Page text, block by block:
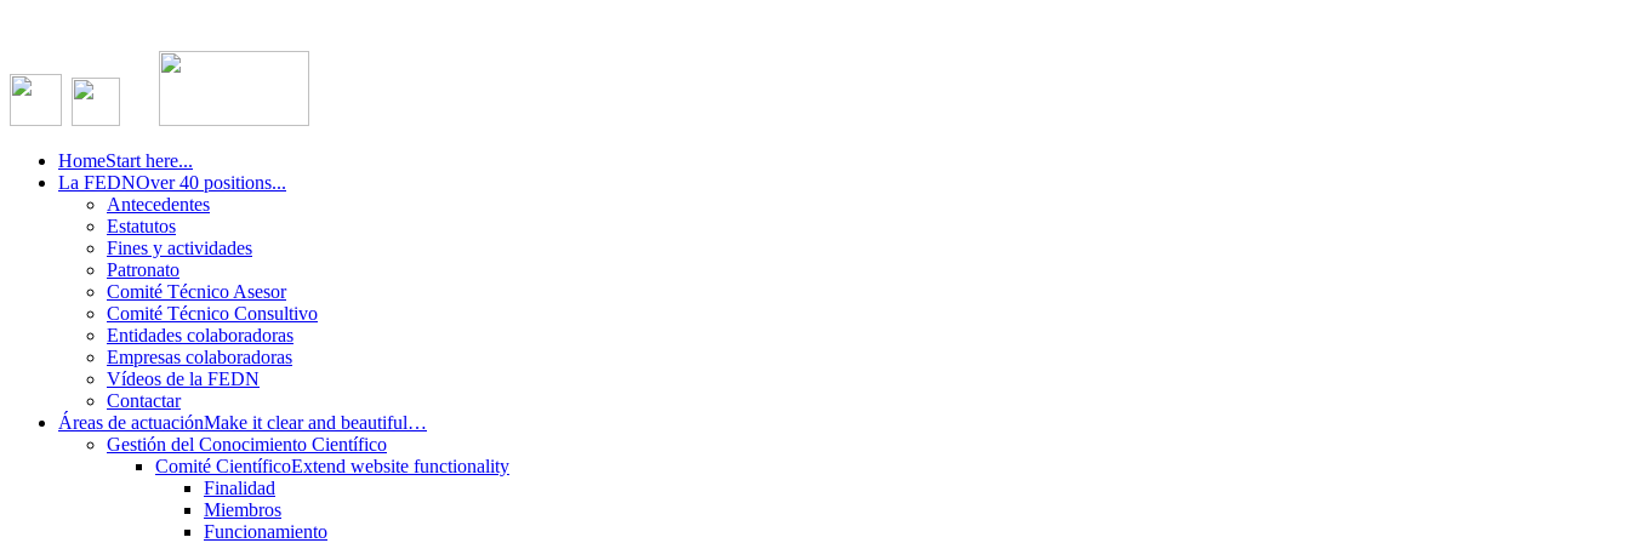
HomeStart here...
La FEDNOver 40 positions...
Antecedentes
Estatutos
Fines y actividades
Patronato
Comité Técnico Asesor
Comité Técnico Consultivo
Entidades colaboradoras
Empresas colaboradoras
Vídeos de la FEDN
Contactar
Áreas de actuaciónMake it clear and beautiful…
Gestión del Conocimiento Científico
Comité CientíficoExtend website functionality
Finalidad
Miembros
Funcionamiento